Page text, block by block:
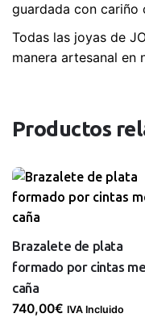
guardada con cariño
Todas las joyas de
manera artesanal en
Productos
Brazalete de plata
formado por cintas
caña
740,00€ IVA Incluido